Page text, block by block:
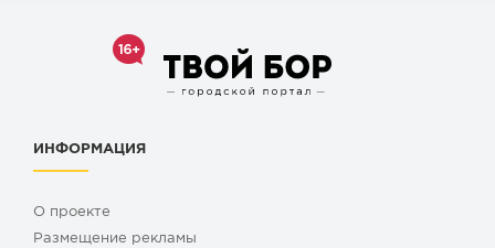
ИНФОРМАЦИЯ
О проекте
Размещение рекламы